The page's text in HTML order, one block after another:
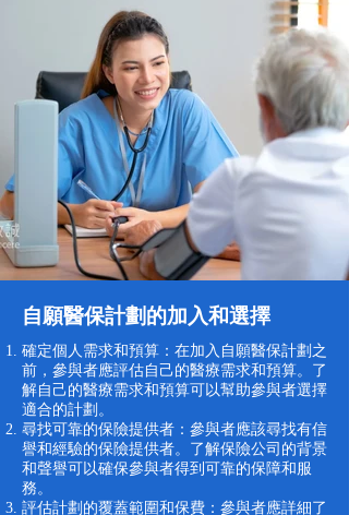
自願醫保計劃的加入和選擇
確定個人需求和預算：在加入自願醫保計劃之
前，參與者應評估自己的醫療需求和預算。了
解自己的醫療需求和預算可以幫助參與者選擇
適合的計劃。
尋找可靠的保險提供者：參與者應該尋找有信
譽和經驗的保險提供者。了解保險公司的背景
和聲譽可以確保參與者得到可靠的保障和服
務。
評估計劃的覆蓋範圍和保費：參與者應詳細了